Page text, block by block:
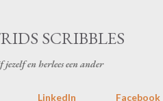
SCRIBBLES
jezelf en herlees een ander
LinkedIn Facebook